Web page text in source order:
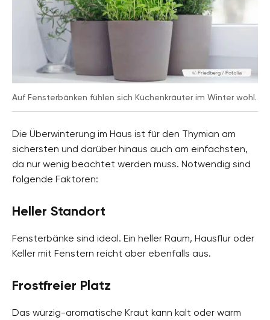
Auf Fensterbänken fühlen sich Küchenkräuter im Winter wohl.
Die Überwinterung im Haus ist für den Thymian am
sichersten und darüber hinaus auch am einfachsten,
da nur wenig beachtet werden muss. Notwendig sind
folgende Faktoren:
Heller Standort
Fensterbänke sind ideal. Ein heller Raum, Hausflur oder
Keller mit Fenstern reicht aber ebenfalls aus.
Frostfreier Platz
Das würzig-aromatische Kraut kann kalt oder warm